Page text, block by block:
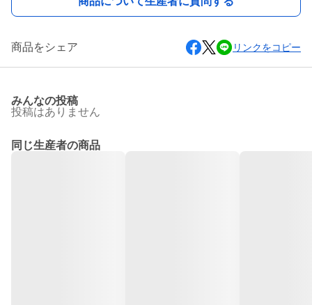
商品をシェア リンクをコピー
みんなの投稿
投稿はありません
同じ生産者の商品